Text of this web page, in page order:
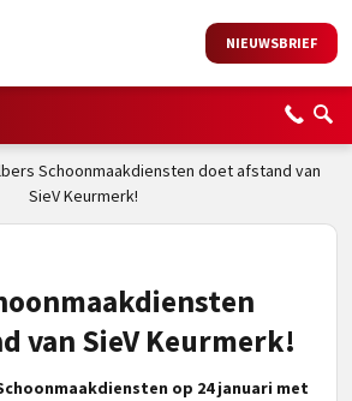
NIEUWSBRIEF
Schoonmaakdiensten doet afstand van
SieV Keurmerk!
van SieV Keurmerk!
op 24 januari met